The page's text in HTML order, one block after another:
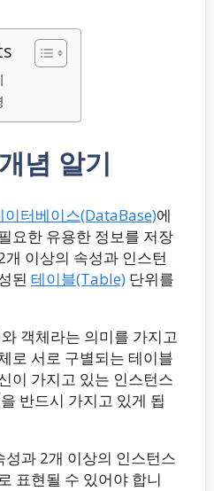
념 알기
이터베이스(DataBase)에
요한 유용한 정보를 저장
이상의 속성과 인스턴
된 테이블(Table) 단위를
객체라는 의미를 가지고
로 서로 구별되는 테이블
이 가지고 있는 인스턴스
반드시 가지고 있게 됩
과 2개 이상의 인스턴스
표현될 수 있어야 합니